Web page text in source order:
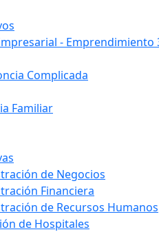
- Emprendimiento
Complicada
Familiar
de Negocios
Financiera
de Recursos Humanos
de Hospitales